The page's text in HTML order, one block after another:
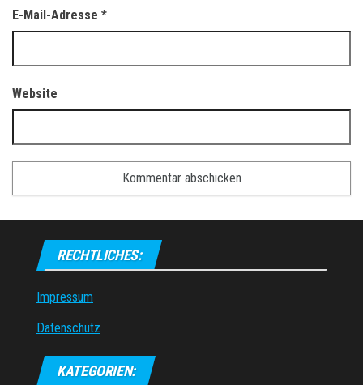
E-Mail-Adresse *
Website
RECHTLICHES:
Impressum
Datenschutz
KATEGORIEN: